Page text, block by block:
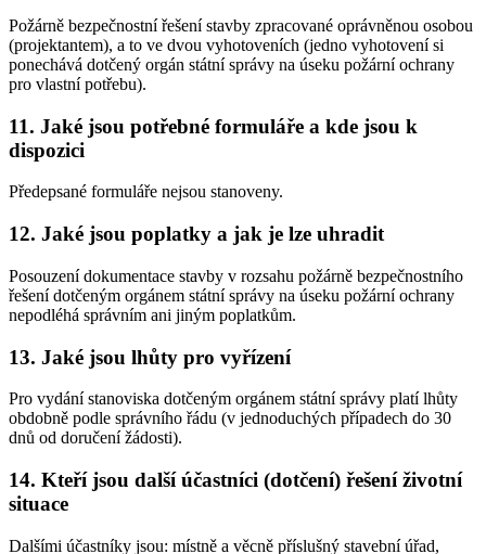
Požárně bezpečnostní řešení stavby zpracované oprávněnou osobou
(projektantem), a to ve dvou vyhotoveních (jedno vyhotovení si
ponechává dotčený orgán státní správy na úseku požární ochrany
pro vlastní potřebu).
11. Jaké jsou potřebné formuláře a kde jsou k
dispozici
Předepsané formuláře nejsou stanoveny.
12. Jaké jsou poplatky a jak je lze uhradit
Posouzení dokumentace stavby v rozsahu požárně bezpečnostního
řešení dotčeným orgánem státní správy na úseku požární ochrany
nepodléhá správním ani jiným poplatkům.
13. Jaké jsou lhůty pro vyřízení
Pro vydání stanoviska dotčeným orgánem státní správy platí lhůty
obdobně podle správního řádu (v jednoduchých případech do 30
dnů od doručení žádosti).
14. Kteří jsou další účastníci (dotčení) řešení životní
situace
Dalšími účastníky jsou: místně a věcně příslušný stavební úřad,